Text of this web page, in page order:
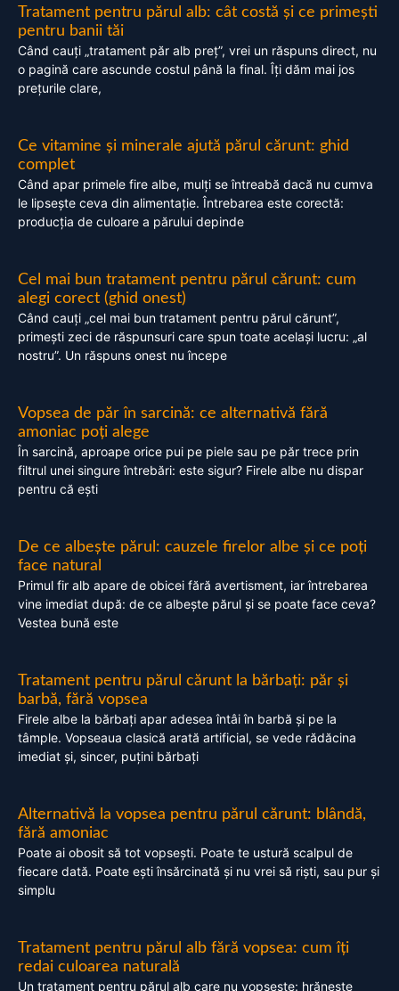
Tratament pentru părul alb: cât costă și ce primești
pentru banii tăi
Când cauți „tratament păr alb preț”, vrei un răspuns direct, nu
o pagină care ascunde costul până la final. Îți dăm mai jos
prețurile clare,
Ce vitamine și minerale ajută părul cărunt: ghid
complet
Când apar primele fire albe, mulți se întreabă dacă nu cumva
le lipsește ceva din alimentație. Întrebarea este corectă:
producția de culoare a părului depinde
Cel mai bun tratament pentru părul cărunt: cum
alegi corect (ghid onest)
Când cauți „cel mai bun tratament pentru părul cărunt”,
primești zeci de răspunsuri care spun toate același lucru: „al
nostru”. Un răspuns onest nu începe
Vopsea de păr în sarcină: ce alternativă fără
amoniac poți alege
În sarcină, aproape orice pui pe piele sau pe păr trece prin
filtrul unei singure întrebări: este sigur? Firele albe nu dispar
pentru că ești
De ce albește părul: cauzele firelor albe și ce poți
face natural
Primul fir alb apare de obicei fără avertisment, iar întrebarea
vine imediat după: de ce albește părul și se poate face ceva?
Vestea bună este
Tratament pentru părul cărunt la bărbați: păr și
barbă, fără vopsea
Firele albe la bărbați apar adesea întâi în barbă și pe la
tâmple. Vopseaua clasică arată artificial, se vede rădăcina
imediat și, sincer, puțini bărbați
Alternativă la vopsea pentru părul cărunt: blândă,
fără amoniac
Poate ai obosit să tot vopsești. Poate te ustură scalpul de
fiecare dată. Poate ești însărcinată și nu vrei să riști, sau pur și
simplu
Tratament pentru părul alb fără vopsea: cum îți
redai culoarea naturală
Un tratament pentru părul alb care nu vopsește: hrănește